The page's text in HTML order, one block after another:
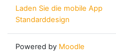
Laden Sie die mobile App
Standarddesign
Powered by Moodle